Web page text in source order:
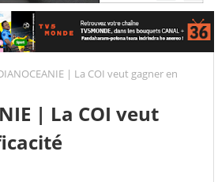
| La COI veut gagner en
| La COI veut